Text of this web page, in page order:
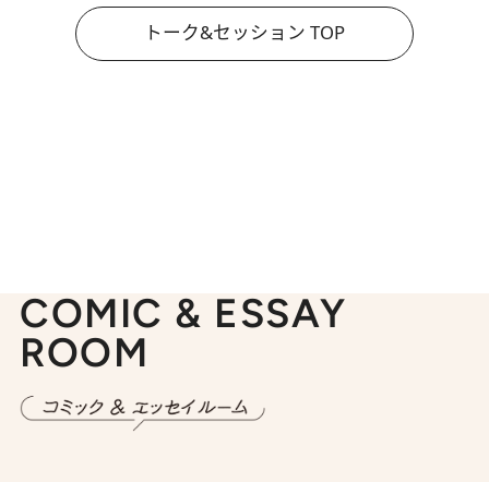
トーク&セッション TOP
COMIC & ESSAY
ROOM